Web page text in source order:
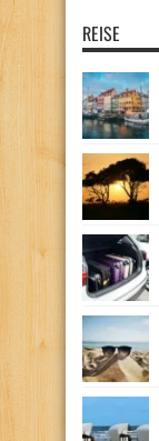
REISE